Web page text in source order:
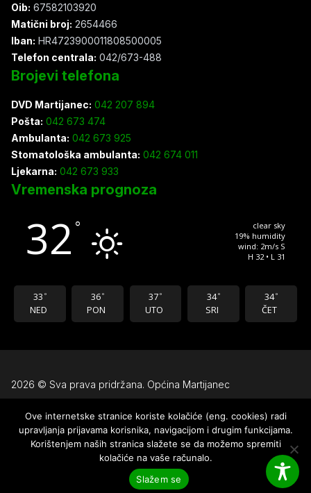
Oib: 67582103920
Matični broj: 2654466
Iban: HR4723900011808500005
Telefon centrala: 042/673-488
Brojevi telefona
DVD Martijanec: 042 207 894
Pošta: 042 673 474
Ambulanta: 042 673 925
Stomatološka ambulanta: 042 674 011
Ljekarna: 042 673 933
Vremenska prognoza
32 °
clear sky
19% humidity
wind: 2m/s S
H 32 • L 31
33 °
NED
36 °
PON
37 °
UTO
34 °
SRI
34 °
ČET
2026 © Sva prava pridržana. Općina Martijanec
Uvjeti korištenja
Pravila privatnosti
Izjava o pristupačnosti
Ove internetske stranice koriste kolačiće (eng. cookies) radi
upravljanja prijavama korisnika, navigacijom i drugim funkcijama.
Korištenjem naših stranica slažete se da možemo spremiti
kolačiće na vaše računalo.
Slažem se